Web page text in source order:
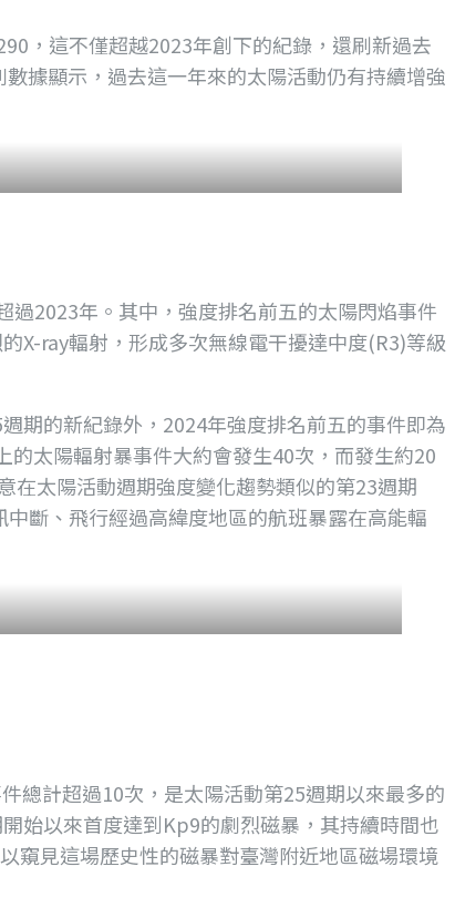
，這不僅超越2023年創下的紀錄，還刷新過去
據顯示，過去這一年來的太陽活動仍有持續增強
過2023年。其中，強度排名前五的太陽閃焰事件
X-ray輻射，形成多次無線電干擾達中度(R3)等級
期的新紀錄外，2024年強度排名前五的事件即為
太陽輻射暴事件大約會發生40次，而發生約20
在太陽活動週期強度變化趨勢類似的第23週期
斷、飛行經過高緯度地區的航班暴露在高能輻
總計超過10次，是太陽活動第25週期以來最多的
始以來首度達到Kp9的劇烈磁暴，其持續時間也
窺見這場歷史性的磁暴對臺灣附近地區磁場環境